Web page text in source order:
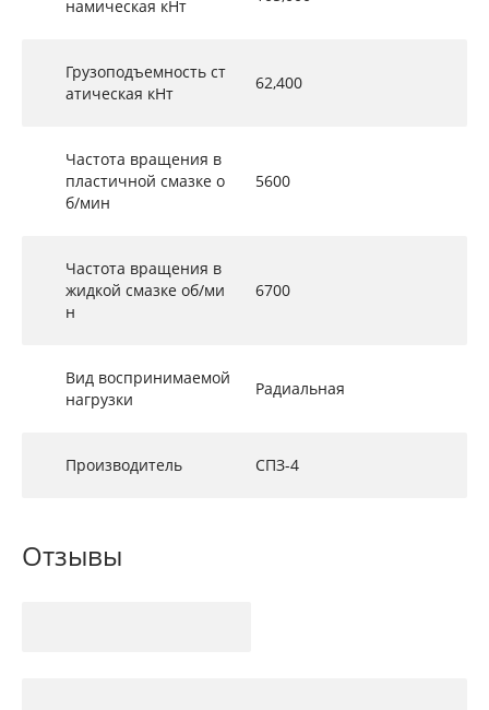
намическая кНт
Грузоподъемность ст
атическая кНт
62,400
Частота вращения в
пластичной смазке о
б/мин
5600
Частота вращения в
жидкой смазке об/ми
н
6700
Вид воспринимаемой
нагрузки
Радиальная
Производитель СПЗ-4
Отзывы